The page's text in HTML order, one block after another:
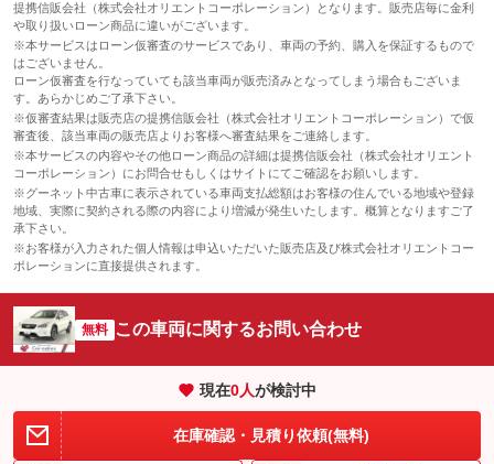
提携信販会社（株式会社オリエントコーポレーション）となります。販売店毎に金利
や取り扱いローン商品に違いがございます。
※本サービスはローン仮審査のサービスであり、車両の予約、購入を保証するもので
はございません。
ローン仮審査を行なっていても該当車両が販売済みとなってしまう場合もございま
す。あらかじめご了承下さい。
※仮審査結果は販売店の提携信販会社（株式会社オリエントコーポレーション）で仮
審査後、該当車両の販売店よりお客様へ審査結果をご連絡します。
※本サービスの内容やその他ローン商品の詳細は提携信販会社（株式会社オリエント
コーポレーション）にお問合せもしくはサイトにてご確認をお願いします。
※グーネット中古車に表示されている車両支払総額はお客様の住んでいる地域や登録
地域、実際に契約される際の内容により増減が発生いたします。概算となりますご了
承下さい。
※お客様が入力された個人情報は申込いただいた販売店及び株式会社オリエントコー
ポレーションに直接提供されます。
無料 この車両に関するお問い合わせ
現在0人が検討中
在庫確認・見積り依頼(無料)